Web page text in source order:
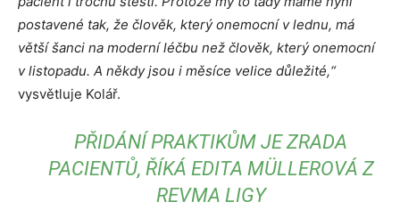
postavené tak, že člověk, který onemocní v lednu, má
větší šanci na moderní léčbu než člověk, který onemocní
v listopadu. A někdy jsou i měsíce velice důležité,“
vysvětluje Kolář.
PŘIDÁNÍ PRAKTIKŮM JE ZRADA
PACIENTŮ, ŘÍKÁ EDITA MÜLLEROVÁ Z
REVMA LIGY